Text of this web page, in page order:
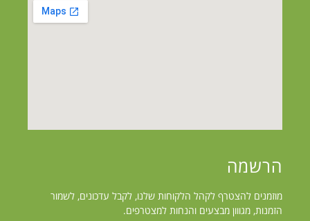
הרשמה
מוזמנים להצטרף לקהל הלקוחות שלנו, לקבל עדכונים, לשמור
הזמנות, מגווון מבצעים והנחות למצטרפים.